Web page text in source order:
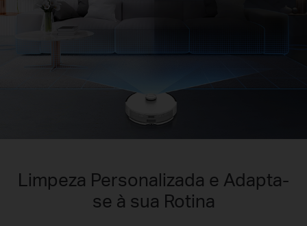
Limpeza Personalizada e Adapta-
se à sua Rotina